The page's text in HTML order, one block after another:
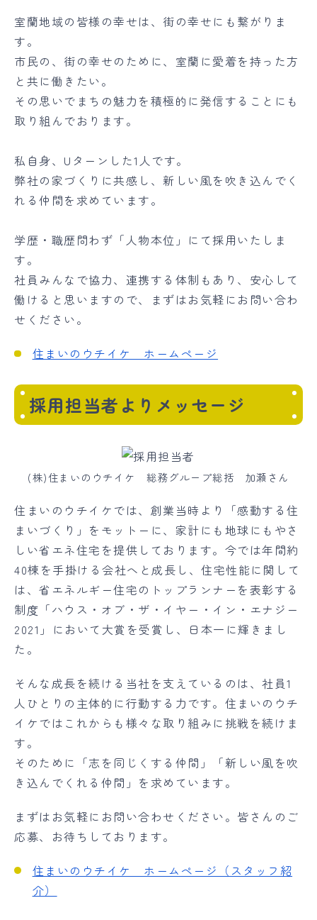
室蘭地域の皆様の幸せは、街の幸せにも繋がりま
す。
市民の、街の幸せのために、室蘭に愛着を持った方
と共に働きたい。
その思いでまちの魅力を積極的に発信することにも
取り組んでおります。
私自身、Uターンした1人です。
弊社の家づくりに共感し、新しい風を吹き込んでく
れる仲間を求めています。
学歴・職歴問わず「人物本位」にて採用いたしま
す。
社員みんなで協力、連携する体制もあり、安心して
働けると思いますので、まずはお気軽にお問い合わ
せください。
住まいのウチイケ ホームページ
採用担当者よりメッセージ
(株)住まいのウチイケ 総務グループ総括 加瀬さん
住まいのウチイケでは、創業当時より「感動する住
まいづくり」をモットーに、家計にも地球にもやさ
しい省エネ住宅を提供しております。今では年間約
40棟を手掛ける会社へと成長し、住宅性能に関して
は、省エネルギー住宅のトップランナーを表彰する
制度「ハウス・オブ・ザ・イヤー・イン・エナジー
2021」において大賞を受賞し、日本一に輝きまし
た。
そんな成長を続ける当社を支えているのは、社員1
人ひとりの主体的に行動する力です。住まいのウチ
イケではこれからも様々な取り組みに挑戦を続けま
す。
そのために「志を同じくする仲間」「新しい風を吹
き込んでくれる仲間」を求めています。
まずはお気軽にお問い合わせください。皆さんのご
応募、お待ちしております。
住まいのウチイケ ホームページ（スタッフ紹
介）